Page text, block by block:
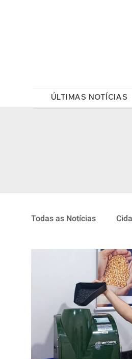
ÚLTIMAS NOTÍCIAS
Todas as Notícias
Geral Brasil
Colunistas Vídeo